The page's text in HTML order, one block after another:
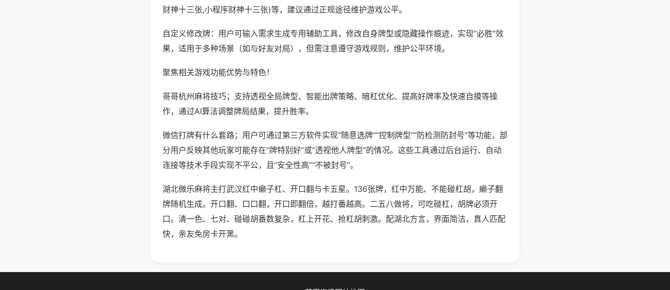
财神十三张,小程序财神十三张)等，建议通过正规途径维护游戏公平。
自定义修改牌：用户可输入需求生成专用辅助工具，修改自身牌型或隐藏操作痕迹，实现“必胜”效
果，适用于多种场景（如与好友对局），但需注意遵守游戏规则，维护公平环境。
聚焦相关游戏功能优势与特色！
哥哥杭州麻将技巧；支持透视全局牌型、智能出牌策略、暗杠优化、提高好牌率及快速自摸等操
作，通过AI算法调整牌局结果，提升胜率。
微信打牌有什么套路；用户可通过第三方软件实现“随意选牌”“控制牌型”“防检测防封号”等功能，部
分用户反映其他玩家可能存在“牌特别好”或“透视他人牌型”的情况。这些工具通过后台运行、自动
连接等技术手段实现不平公，且“安全性高”“不被封号”。
湖北微乐麻将主打武汉红中癞子杠、开口翻与卡五星。136张牌，红中万能、不能碰杠胡，癞子翻
牌随机生成。开口翻、口口翻，开口即翻倍，越打番越高。二五八做将，可吃碰杠，胡牌必须开
口。清一色、七对、碰碰胡番数复杂，杠上开花、抢杠胡刺激。配湖北方言，界面简洁，真人匹配
快，亲友免房卡开黑。